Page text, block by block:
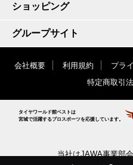
ショッピング
グループサイト
会社概要 利用規約 プラ
特定商取引
タイヤワールド館ベストは
宮城で活躍するプロスポーツを応援しています。
当社はJAWA事業部